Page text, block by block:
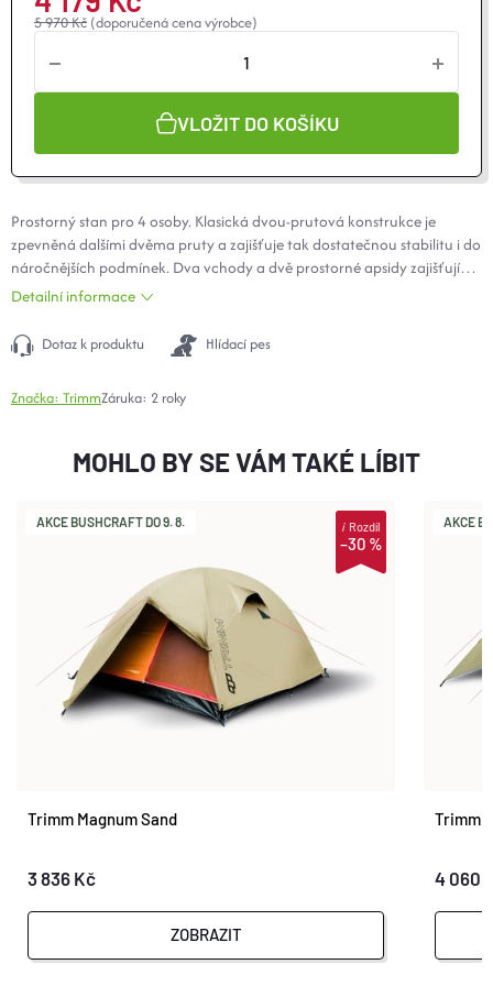
O nás
Moje objednávka
5 970 Kč (doporučená cena výrobce)
VLOŽIT DO KOŠÍKU
Prostorný stan pro 4 osoby. Klasická dvou-prutová konstrukce je
zpevněná dalšími dvěma pruty a zajišťuje tak dostatečnou stabilitu i do
náročnějších podmínek. Dva vchody a dvě prostorné apsidy zajišťují
dostatečný komfort uživatelů jak pro vaření, tak pro uložení zavazadel.
Detailní informace
Dotaz k produktu Hlídací pes
Značka: TrimmZáruka: 2 roky
MOHLO BY SE VÁM TAKÉ LÍBIT
AKCE BUSHCRAFT DO 9. 8.
–30 %
iRozdíl
Trimm Magnum Sand
3 836 Kč
ZOBRAZIT
AKCE
Trimm
4 060